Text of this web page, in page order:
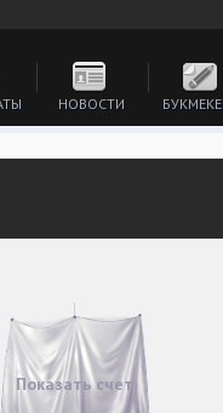
НОВОСТИ
Показать счет